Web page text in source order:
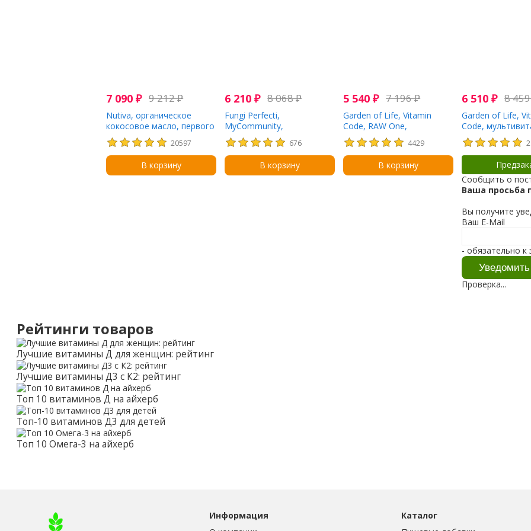
7 090 ₽ 9 212₽
Nutiva, органическое
кокосовое масло, первого
отжима, 1,6 л (54 жидк.
унции)
20597
В корзину
6 210 ₽ 8 068₽
Fungi Perfecti,
MyCommunity,
мультикомплекс из 17
видов грибов, 60
вегетарианских капсул
676
В корзину
5 540 ₽ 7 196₽
Garden of Life, Vitamin
Code, RAW One,
мультивитаминная
добавка для женщин (для
приема 1 раз в день), 75
вегетарианских капсул
4429
В корзину
6 510 ₽ 8
Garden of Life,
Code,
цельных
женщин от 50
вегетарианских
Сообщить о
Ваша просьба
Вы получите
Ваш E-Mail
- обязательно к
Проверка...
Рейтинги товаров
Лучшие витамины Д для женщин: рейтинг
Лучшие витамины Д3 с К2: рейтинг
Топ 10 витаминов Д на айхерб
Топ-10 витаминов Д3 для детей
Топ 10 Омега-3 на айхерб
Информация
Каталог